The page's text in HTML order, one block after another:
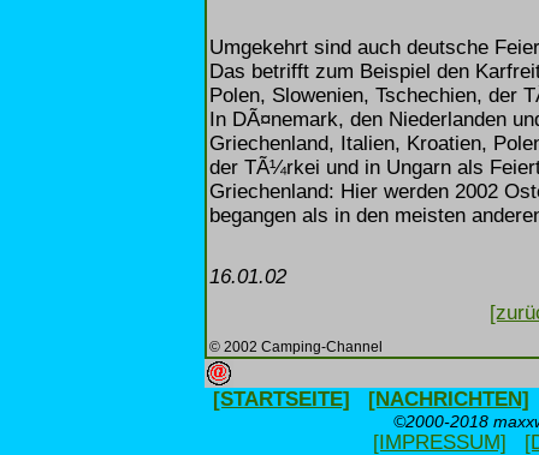
Umgekehrt sind auch deutsche
Das betrifft zum Beispiel den
Polen, Slowenien, Tschechien, der
In DÃ¤nemark, den Niederlanden
Griechenland, Italien, Kroatien,
der TÃ¼rkei und in Ungarn als
Griechenland: Hier werden 2002
begangen als in den meisten
16.01.02
© 2002 Camping-Channel
[STARTSEITE] [NACHRICHTEN]
©2000-2018
[IMPRESSUM]